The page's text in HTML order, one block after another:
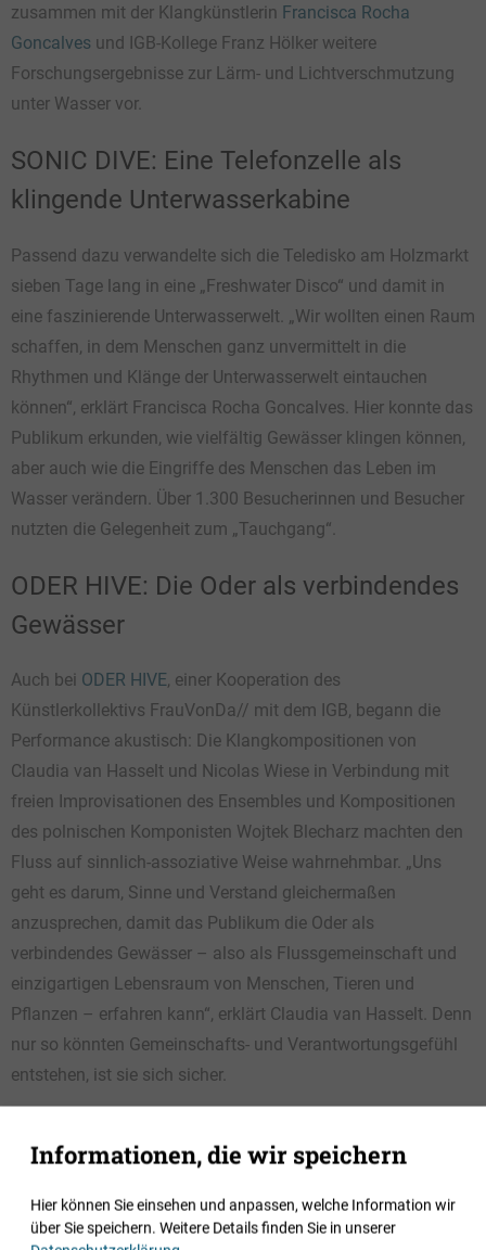
zusammen mit der Klangkünstlerin Francisca Rocha
Goncalves und IGB-Kollege Franz Hölker weitere
Forschungsergebnisse zur Lärm- und Lichtverschmutzung
unter Wasser vor.
SONIC DIVE: Eine Telefonzelle als
klingende Unterwasserkabine
Passend dazu verwandelte sich die Teledisko am Holzmarkt
sieben Tage lang in eine „Freshwater Disco“ und damit in
eine faszinierende Unterwasserwelt. „Wir wollten einen Raum
schaffen, in dem Menschen ganz unvermittelt in die
Rhythmen und Klänge der Unterwasserwelt eintauchen
können“, erklärt Francisca Rocha Goncalves. Hier konnte das
Publikum erkunden, wie vielfältig Gewässer klingen können,
aber auch wie die Eingriffe des Menschen das Leben im
Wasser verändern. Über 1.300 Besucherinnen und Besucher
nutzten die Gelegenheit zum „Tauchgang“.
ODER HIVE: Die Oder als verbindendes
Gewässer
Auch bei ODER HIVE, einer Kooperation des
Künstlerkollektivs FrauVonDa// mit dem IGB, begann die
Performance akustisch: Die Klangkompositionen von
Claudia van Hasselt und Nicolas Wiese in Verbindung mit
freien Improvisationen des Ensembles und Kompositionen
des polnischen Komponisten Wojtek Blecharz machten den
Fluss auf sinnlich-assoziative Weise wahrnehmbar. „Uns
geht es darum, Sinne und Verstand gleichermaßen
anzusprechen, damit das Publikum die Oder als
verbindendes Gewässer – also als Flussgemeinschaft und
einzigartigen Lebensraum von Menschen, Tieren und
Pflanzen – erfahren kann“, erklärt Claudia van Hasselt. Denn
nur so könnten Gemeinschafts- und Verantwortungsgefühl
entstehen, ist sie sich sicher.
Informationen, die wir speichern
Hier können Sie einsehen und anpassen, welche Information wir
über Sie speichern. Weitere Details finden Sie in unserer